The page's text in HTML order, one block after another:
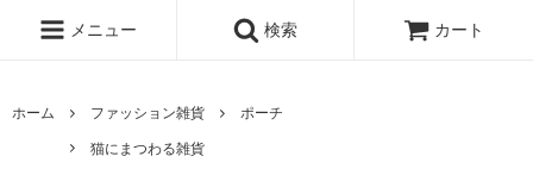
メニュー 検索 カート
ホーム ファッション雑貨
ポーチ
猫にまつわる雑貨